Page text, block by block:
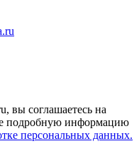
вы соглашаетесь на
подробную информацию
персональных данных.